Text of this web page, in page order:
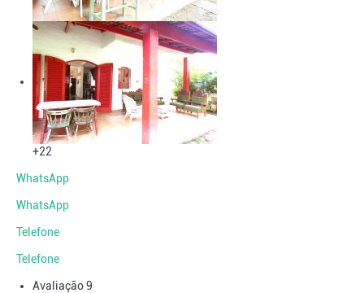
+22
WhatsApp
WhatsApp
Telefone
Telefone
Avaliação9